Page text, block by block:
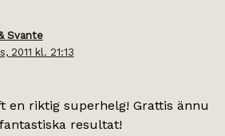
Svante
2011 kl. 21:13
en riktig superhelg! Grattis ännu
resultat!